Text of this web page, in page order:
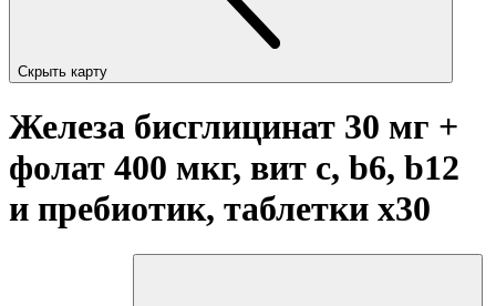
Скрыть карту
Железа бисглицинат 30 мг +
фолат 400 мкг, вит с, b6, b12
и пребиотик, таблетки x30